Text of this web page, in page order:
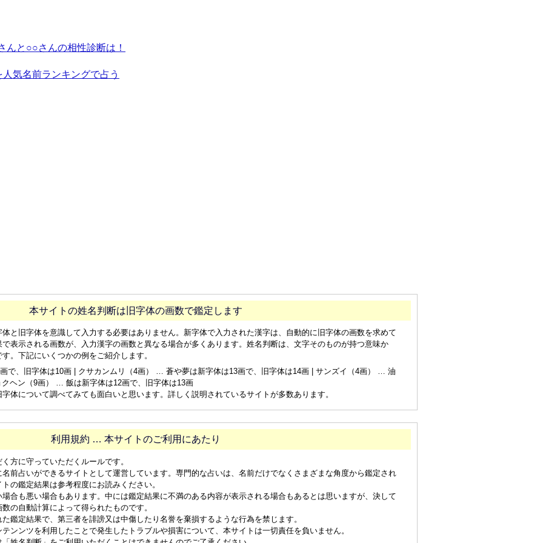
んと○○さんの相性診断は！
人気名前ランキングで占う
本サイトの姓名判断は旧字体の画数で鑑定します
と旧字体を意識して入力する必要はありません。新字体で入力された漢字は、自動的に旧字体の画数を求めて
表示される画数が、入力漢字の画数と異なる場合が多くあります。姓名判断は、文字そのものが持つ意味か
。下記にいくつかの例をご紹介します。
で、旧字体は10画 | クサカンムリ（4画） … 蒼や夢は新字体は13画で、旧字体は14画 | サンズイ（4画） … 油
ヘン（9画） … 飯は新字体は12画で、旧字体は13画
体について調べてみても面白いと思います。詳しく説明されているサイトが多数あります。
利用規約 … 本サイトのご利用にあたり
方に守っていただくルールです。
名前占いができるサイトとして運営しています。専門的な占いは、名前だけでなくさまざまな角度から鑑定され
の鑑定結果は参考程度にお読みください。
合も悪い場合もあります。中には鑑定結果に不満のある内容が表示される場合もあるとは思いますが、決して
の自動計算によって得られたものです。
鑑定結果で、第三者を誹謗又は中傷したり名誉を棄損するような行為を禁じます。
ンンツを利用したことで発生したトラブルや損害について、本サイトは一切責任を負いません。